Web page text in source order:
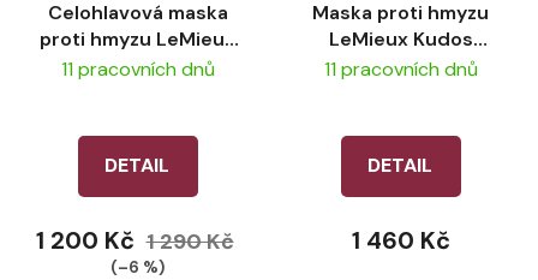
Celohlavová maska
proti hmyzu LeMieux
360 Vision – Grey
11 pracovních dnů
DETAIL
1 200 Kč 1 290 Kč
(–6 %)
Maska proti hmyzu
LeMieux Kudos
AeroGuard Full Fly
11 pracovních dnů
DETAIL
1 460 Kč